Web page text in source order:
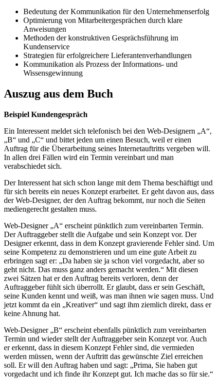
Bedeutung der Kommunikation für den Unternehmenserfolg
Optimierung von Mitarbeitergesprächen durch klare
Anweisungen
Methoden der konstruktiven Gesprächsführung im
Kundenservice
Strategien für erfolgreichere Lieferantenverhandlungen
Kommunikation als Prozess der Informations- und
Wissensgewinnung
Auszug aus dem Buch
Beispiel Kundengespräch
Ein Interessent meldet sich telefonisch bei den Web-Designern „A“,
„B“ und „C“ und bittet jeden um einen Besuch, weil er einen
Auftrag für die Überarbeitung seines Internetauftritts vergeben will.
In allen drei Fällen wird ein Termin vereinbart und man
verabschiedet sich.
Der Interessent hat sich schon lange mit dem Thema beschäftigt und
für sich bereits ein neues Konzept erarbeitet. Er geht davon aus, dass
der Web-Designer, der den Auftrag bekommt, nur noch die Seiten
mediengerecht gestalten muss.
Web-Designer „A“ erscheint pünktlich zum vereinbarten Termin.
Der Auftraggeber stellt die Aufgabe und sein Konzept vor. Der
Designer erkennt, dass in dem Konzept gravierende Fehler sind. Um
seine Kompetenz zu demonstrieren und um eine gute Arbeit zu
erbringen sagt er: „Da haben sie ja schon viel vorgedacht, aber so
geht nicht. Das muss ganz anders gemacht werden.“ Mit diesen
zwei Sätzen hat er den Auftrag bereits verloren, denn der
Auftraggeber fühlt sich überrollt. Er glaubt, dass er sein Geschäft,
seine Kunden kennt und weiß, was man ihnen wie sagen muss. Und
jetzt kommt da ein „Kreativer“ und sagt ihm ziemlich direkt, dass er
keine Ahnung hat.
Web-Designer „B“ erscheint ebenfalls pünktlich zum vereinbarten
Termin und wieder stellt der Auftraggeber sein Konzept vor. Auch
er erkennt, dass in diesem Konzept Fehler sind, die vermieden
werden müssen, wenn der Auftritt das gewünschte Ziel erreichen
soll. Er will den Auftrag haben und sagt: „Prima, Sie haben gut
vorgedacht und ich finde ihr Konzept gut. Ich mache das so für sie.“